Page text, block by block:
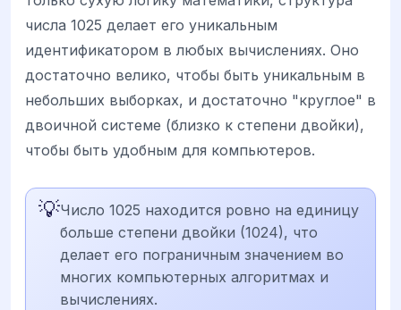
числа 1025 делает его уникальным
идентификатором в любых вычислениях. Оно
достаточно велико, чтобы быть уникальным в
небольших выборках, и достаточно "круглое" в
двоичной системе (близко к степени двойки),
чтобы быть удобным для компьютеров.
💡Число 1025 находится ровно на единицу
больше степени двойки (1024), что
делает его пограничным значением во
многих компьютерных алгоритмах и
вычислениях.